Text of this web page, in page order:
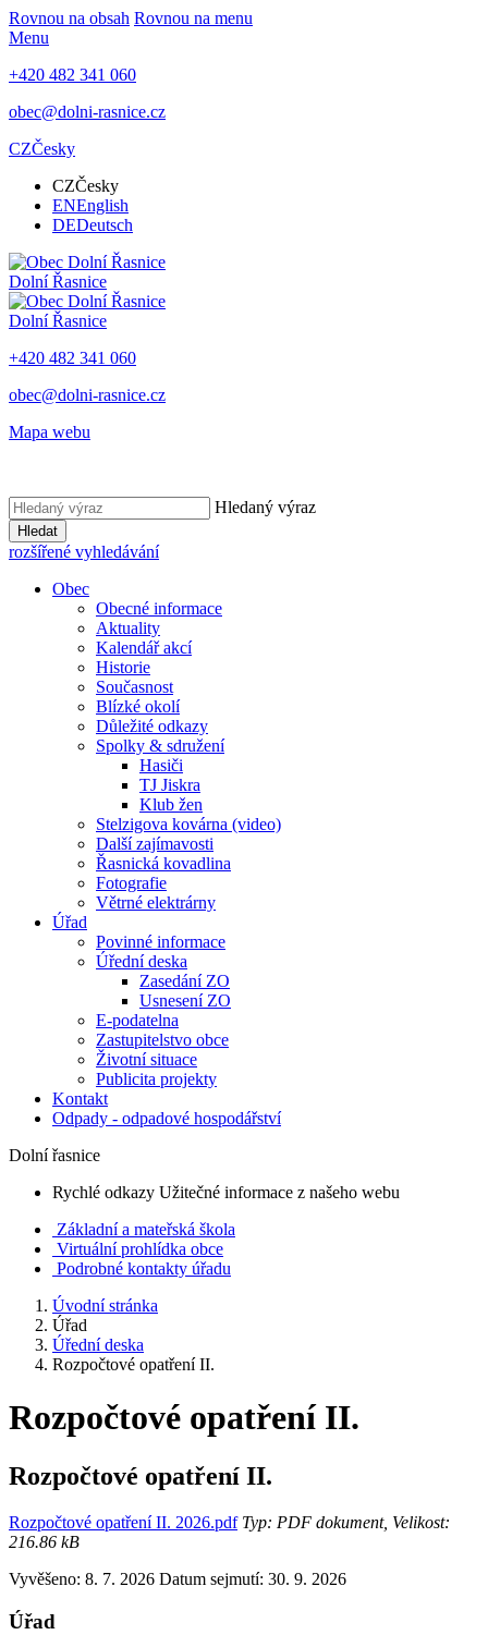
Rovnou na obsah Rovnou na menu
Menu
+420 482 341 060
obec@dolni-rasnice.cz
CZČesky
CZČesky
ENEnglish
DEDeutsch
Dolní Řasnice
Dolní Řasnice
+420 482 341 060
obec@dolni-rasnice.cz
Mapa webu
Hledaný výraz
Hledat
rozšířené vyhledávání
Obec
Obecné informace
Aktuality
Kalendář akcí
Historie
Současnost
Blízké okolí
Důležité odkazy
Spolky & sdružení
Hasiči
TJ Jiskra
Klub žen
Stelzigova kovárna (video)
Další zajímavosti
Řasnická kovadlina
Fotografie
Větrné elektrárny
Úřad
Povinné informace
Úřední deska
Zasedání ZO
Usnesení ZO
E-podatelna
Zastupitelstvo obce
Životní situace
Publicita projekty
Kontakt
Odpady - odpadové hospodářství
Dolní řasnice
Rychlé odkazy Užitečné informace z našeho webu
Základní a mateřská škola
Virtuální prohlídka obce
Podrobné kontakty úřadu
Úvodní stránka
Úřad
Úřední deska
Rozpočtové opatření II.
Rozpočtové opatření II.
Rozpočtové opatření II.
Rozpočtové opatření II. 2026.pdfTyp: PDF dokument, Velikost:
216.86 kB
Vyvěšeno: 8. 7. 2026 Datum sejmutí: 30. 9. 2026
Úřad